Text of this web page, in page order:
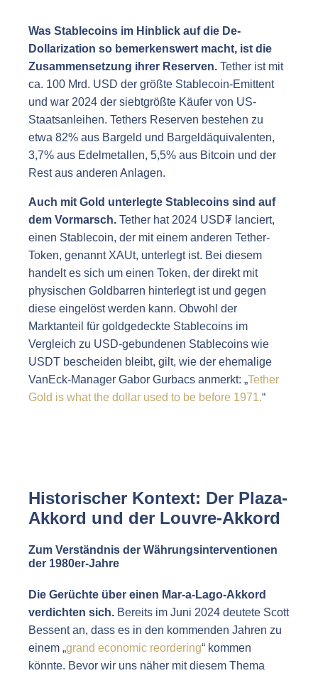
Was Stablecoins im Hinblick auf die De-
Dollarization so bemerkenswert macht, ist die
Zusammensetzung ihrer Reserven. Tether ist mit
ca. 100 Mrd. USD der größte Stablecoin-Emittent
und war 2024 der siebtgrößte Käufer von US-
Staatsanleihen. Tethers Reserven bestehen zu
etwa 82% aus Bargeld und Bargeldäquivalenten,
3,7% aus Edelmetallen, 5,5% aus Bitcoin und der
Rest aus anderen Anlagen.
Auch mit Gold unterlegte Stablecoins sind auf
dem Vormarsch. Tether hat 2024 USD₮ lanciert,
einen Stablecoin, der mit einem anderen Tether-
Token, genannt XAUt, unterlegt ist. Bei diesem
handelt es sich um einen Token, der direkt mit
physischen Goldbarren hinterlegt ist und gegen
diese eingelöst werden kann. Obwohl der
Marktanteil für goldgedeckte Stablecoins im
Vergleich zu USD-gebundenen Stablecoins wie
USDT bescheiden bleibt, gilt, wie der ehemalige
VanEck-Manager Gabor Gurbacs anmerkt: „Tether
Gold is what the dollar used to be before 1971.“
Historischer Kontext: Der Plaza-
Akkord und der Louvre-Akkord
Zum Verständnis der Währungsinterventionen
der 1980er-Jahre
Die Gerüchte über einen Mar-a-Lago-Akkord
verdichten sich. Bereits im Juni 2024 deutete Scott
Bessent an, dass es in den kommenden Jahren zu
einem „grand economic reordering“ kommen
könnte. Bevor wir uns näher mit diesem Thema